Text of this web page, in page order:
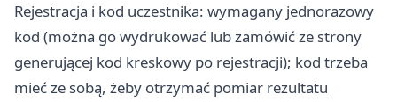
Rejestracja i kod uczestnika: wymagany jednorazowy
kod (można go wydrukować lub zamówić ze strony
generującej kod kreskowy po rejestracji); kod trzeba
mieć ze sobą, żeby otrzymać pomiar rezultatu